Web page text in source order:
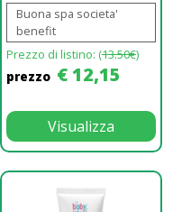
Buona spa societa'
benefit
Prezzo di listino: (13.50€)
prezzo € 12,15
Visualizza